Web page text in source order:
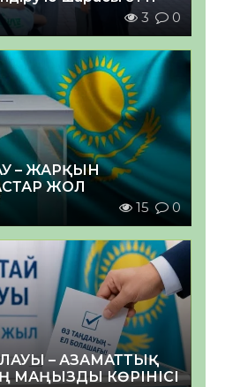
3 0
– ЖАРҚЫН
ЖОЛ
15 0
– АЗАМАТТЫҚ
МАҢЫЗДЫ КӨРІНІСІ